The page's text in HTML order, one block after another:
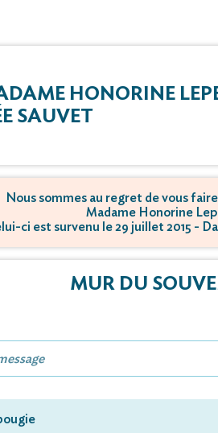
HONORINE
SAUVET
Nous sommes au regret de vous
Madame Honorine
ci est survenu le 29 juillet 2015 -
MUR DU